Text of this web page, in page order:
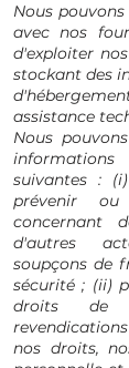
Nous
avec nos
d'exploiter
stockant des
assistance
Nous
suivantes :
prévenir
concernant
d'autres
soupçons de
sécurité ; (ii)
droits de
nos droits,